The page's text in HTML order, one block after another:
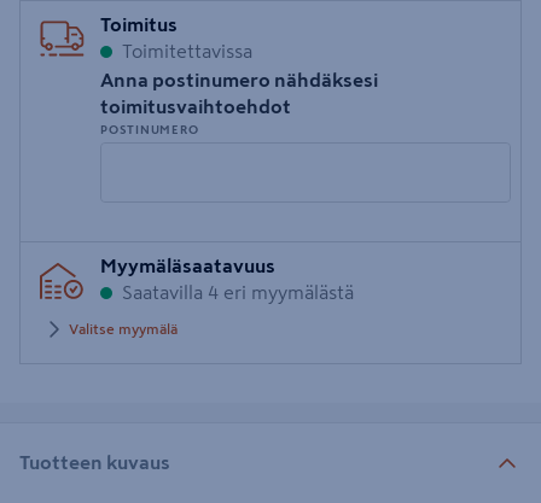
Toimitus
Toimitettavissa
Anna postinumero nähdäksesi
toimitusvaihtoehdot
POSTINUMERO
postinumero
Myymäläsaatavuus
Saatavilla 4 eri myymälästä
Valitse myymälä
Tuotteen kuvaus